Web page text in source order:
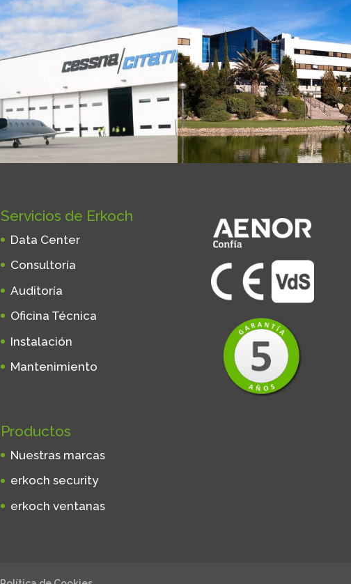
Servicios de Erkoch
Data Center
Consultoría
Auditoría
Oficina Técnica
Instalación
Mantenimiento
Productos
Nuestras marcas
erkoch security
erkoch ventanas